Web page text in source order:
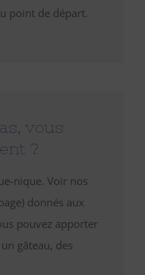
point de départ.
vous
?
nique. Voir nos
donnés aux
pouvez apporter
gâteau, des